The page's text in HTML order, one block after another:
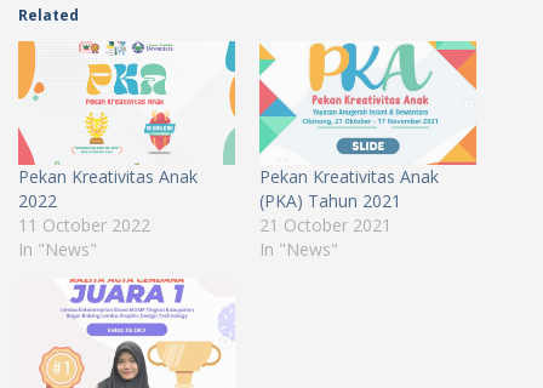
Related
Pekan Kreativitas Anak
2022
11 October 2022
In "News"
Pekan Kreativitas Anak
(PKA) Tahun 2021
21 October 2021
In "News"